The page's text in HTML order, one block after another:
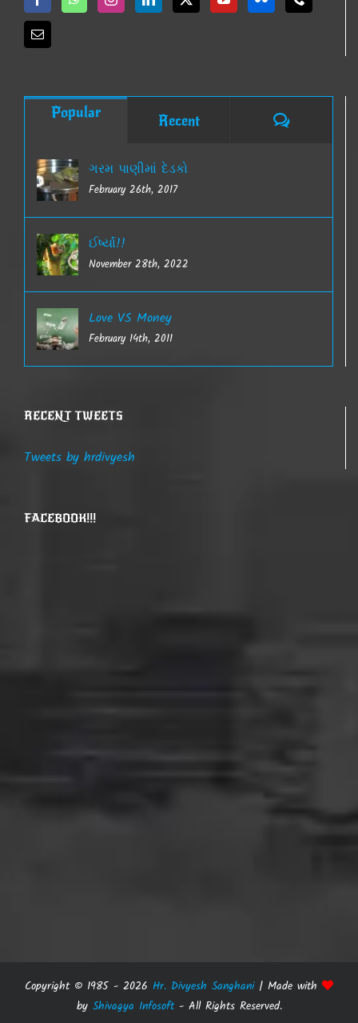
Popular Recent Comments
ગરમ પાણીમાં દેડકો
February 26th, 2017
ઈર્ષ્યા!!
November 28th, 2022
Love VS Money
February 14th, 2011
RECENT TWEETS
Tweets by hrdivyesh
FACEBOOK!!!
Copyright © 1985 - 2026 Hr. Divyesh Sanghani| Made with
by Shivagya Infosoft- All Rights Reserved.